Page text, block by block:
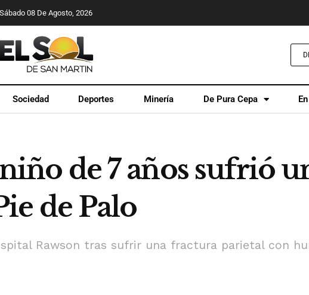
Sábado 08 De Agosto, 2026
Sociedad Deportes Minería De Pura Cepa
de 7 años sufrió
de Palo
Rawson tras sufrir una fractura parietal con